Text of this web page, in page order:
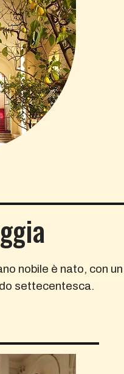
nobile è nato, con
settecentesca.